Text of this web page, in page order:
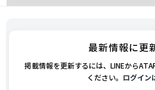
最新情報に更
掲載情報を更新するには、LINEから
ください。 ログイン